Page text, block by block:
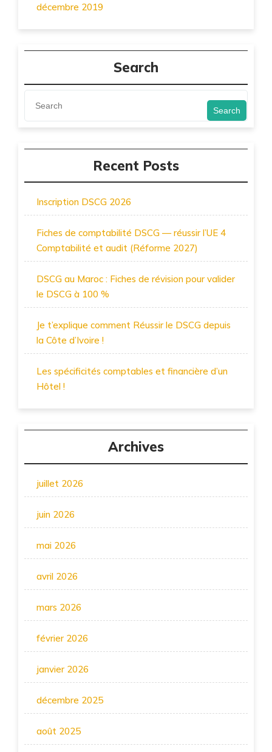
décembre 2019
Search
Search
Recent Posts
Inscription DSCG 2026
Fiches de comptabilité DSCG — réussir l’UE 4
Comptabilité et audit (Réforme 2027)
DSCG au Maroc : Fiches de révision pour valider
le DSCG à 100 %
Je t’explique comment Réussir le DSCG depuis
la Côte d’Ivoire !
Les spécificités comptables et financière d’un
Hôtel !
Archives
juillet 2026
juin 2026
mai 2026
avril 2026
mars 2026
février 2026
janvier 2026
décembre 2025
août 2025